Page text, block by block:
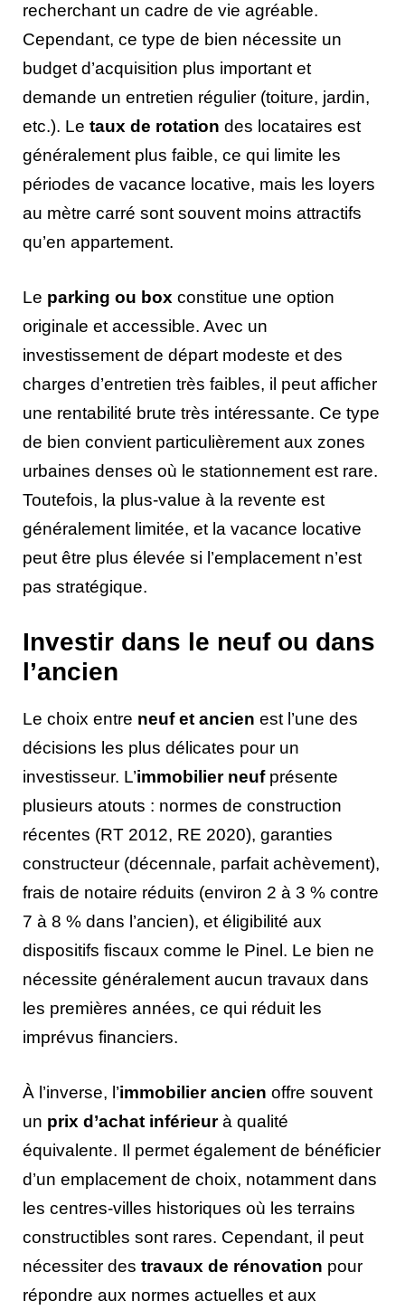
recherchant un cadre de vie agréable.
Cependant, ce type de bien nécessite un
budget d’acquisition plus important et
demande un entretien régulier (toiture, jardin,
etc.). Le taux de rotation des locataires est
généralement plus faible, ce qui limite les
périodes de vacance locative, mais les loyers
au mètre carré sont souvent moins attractifs
qu’en appartement.
Le parking ou box constitue une option
originale et accessible. Avec un
investissement de départ modeste et des
charges d’entretien très faibles, il peut afficher
une rentabilité brute très intéressante. Ce type
de bien convient particulièrement aux zones
urbaines denses où le stationnement est rare.
Toutefois, la plus-value à la revente est
généralement limitée, et la vacance locative
peut être plus élevée si l’emplacement n’est
pas stratégique.
Investir dans le neuf ou dans
l’ancien
Le choix entre neuf et ancien est l’une des
décisions les plus délicates pour un
investisseur. L’immobilier neufprésente
plusieurs atouts : normes de construction
récentes (RT 2012, RE 2020), garanties
constructeur (décennale, parfait achèvement),
frais de notaire réduits (environ 2 à 3 % contre
7 à 8 % dans l’ancien), et éligibilité aux
dispositifs fiscaux comme le Pinel. Le bien ne
nécessite généralement aucun travaux dans
les premières années, ce qui réduit les
imprévus financiers.
À l’inverse, l’immobilier ancien offre souvent
un prix d’achat inférieurà qualité
équivalente. Il permet également de bénéficier
d’un emplacement de choix, notamment dans
les centres-villes historiques où les terrains
constructibles sont rares. Cependant, il peut
nécessiter des travaux de rénovation pour
répondre aux normes actuelles et aux